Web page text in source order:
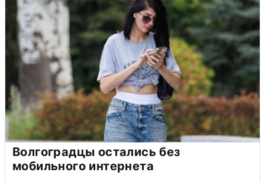
Волгоградцы остались без
мобильного интернета